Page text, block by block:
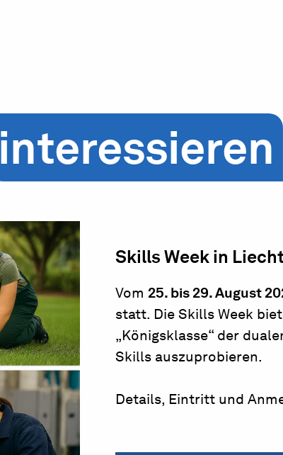
interessieren
Skills Week in
Vom 25. bis 29. August
statt. Die Skills Week
„Königsklasse“ der
Skills auszuprobieren.
Details, Eintritt und